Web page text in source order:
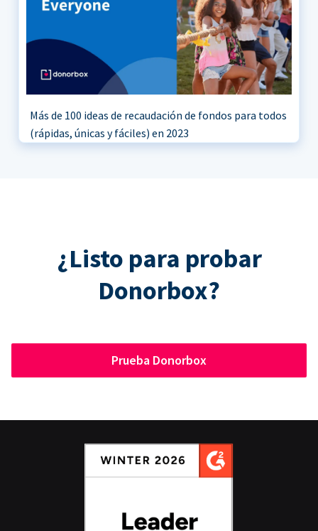
Más de 100 ideas de recaudación de fondos para todos
(rápidas, únicas y fáciles) en 2023
¿Listo para probar
Donorbox?
Prueba Donorbox